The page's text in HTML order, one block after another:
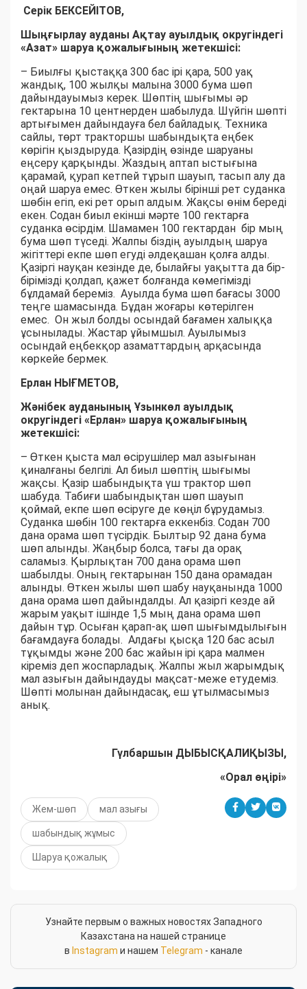
Серік БЕКСЕЙІТОВ,
Шыңғырлау ауданы Ақтау ауылдық округіндегі
«Азат» шаруа қожалығының жетекшісі:
– Биылғы қыстаққа 300 бас ірі қара, 500 уақ
жандық, 100 жылқы малына 3000 бума шөп
дайындауымыз керек. Шөптің шығымы әр
гектарына 10 центнерден шабылуда. Шүйгін шөпті
артығымен дайындауға бел байладық. Техника
сайлы, төрт тракторшы шабындықта еңбек
көрігін қыздыруда. Қазірдің өзінде шаруаны
еңсеру қарқынды. Жаздың аптап ыстығына
қарамай, қурап кетпей тұрып шауып, тасып алу да
оңай шаруа емес. Өткен жылы бірінші рет суданка
шөбін егіп, екі рет орып алдым. Жақсы өнім береді
екен. Содан биыл екінші мәрте 100 гектарға
суданка өсірдім. Шамамен 100 гектардан бір мың
бума шөп түседі. Жалпы біздің ауылдың шаруа
жігіттері екпе шөп егуді әлдеқашан қолға алды.
Қазіргі науқан кезінде де, былайғы уақытта да бір-
бірімізді қолдап, қажет болғанда көмегімізді
бұлдамай береміз. Ауылда бума шөп бағасы 3000
теңге шамасында. Бұдан жоғары көтерілген
емес. Он жыл болды осындай бағамен халыққа
ұсынылады. Жастар ұйымшыл. Ауылымыз
осындай еңбекқор азаматтардың арқасында
көркейе бермек.
Ерлан НЫҒМЕТОВ,
Жәнібек ауданының Ұзынкөл ауылдық
округіндегі «Ерлан» шаруа қожалығының
жетекшісі:
– Өткен қыста мал өсірушілер мал азығынан
қиналғаны белгілі. Ал биыл шөптің шығымы
жақсы. Қазір шабындықта үш трактор шөп
шабуда. Табиғи шабындықтан шөп шауып
қоймай, екпе шөп өсіруге де көңіл бұрудамыз.
Суданка шөбін 100 гектарға еккенбіз. Содан 700
дана орама шөп түсірдік. Былтыр 92 дана бума
шөп алынды. Жаңбыр болса, тағы да орақ
саламыз. Қырлықтан 700 дана орама шөп
шабылды. Оның гектарынан 150 дана орамадан
алынды. Өткен жылы шөп шабу науқанында 1000
дана орама шөп дайындалды. Ал қазіргі кезде ай
жарым уақыт ішінде 1,5 мың дана орама шөп
дайын тұр. Осыған қарап-ақ шөп шығымдылығын
бағамдауға болады. Алдағы қысқа 120 бас асыл
тұқымды және 200 бас жайын ірі қара малмен
кіреміз деп жоспарладық. Жалпы жыл жарымдық
мал азығын дайындауды мақсат-меже етудеміз.
Шөпті молынан дайындасақ, еш ұтылмасымыз
анық.
Гүлбаршын ДЫБЫСҚАЛИҚЫЗЫ,
«Орал өңірі»
Жем-шөп мал азығы
шабындық жұмыс
Шаруа қожалық
Узнайте первым о важных новостях Западного
Казахстана на нашей странице
в Instagram и нашем Telegram - канале